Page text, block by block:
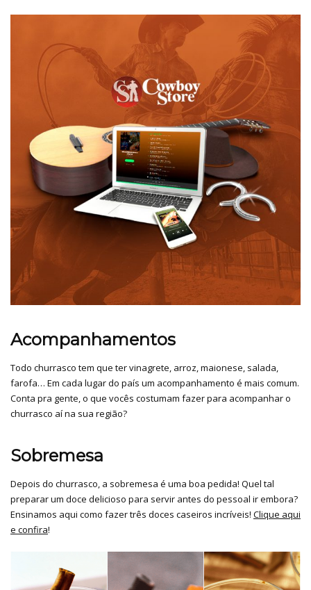
Acompanhamentos
Todo churrasco tem que ter vinagrete, arroz, maionese, salada,
farofa… Em cada lugar do país um acompanhamento é mais comum.
Conta pra gente, o que vocês costumam fazer para acompanhar o
churrasco aí na sua região?
Sobremesa
Depois do churrasco, a sobremesa é uma boa pedida! Quel tal
preparar um doce delicioso para servir antes do pessoal ir embora?
Ensinamos aqui como fazer três doces caseiros incríveis! Clique aqui
e confira!